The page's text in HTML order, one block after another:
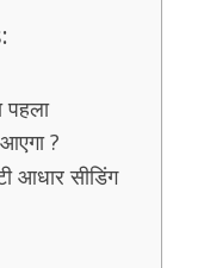
पहला
?
आधार सीडिंग